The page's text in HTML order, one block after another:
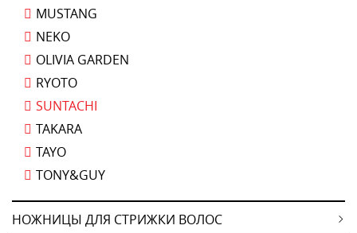
MUSTANG
NEKO
OLIVIA GARDEN
RYOTO
SUNTACHI
TAKARA
TAYO
TONY&GUY
НОЖНИЦЫ ДЛЯ СТРИЖКИ ВОЛОС